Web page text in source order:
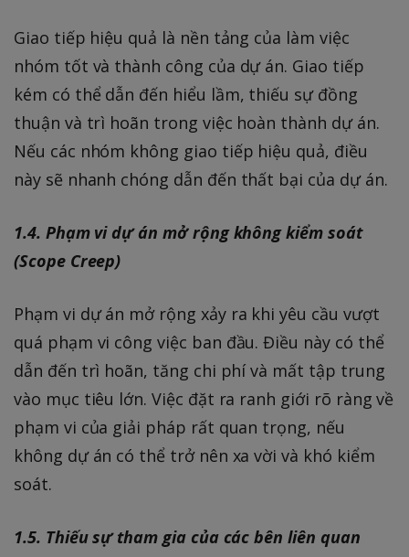
Giao tiếp hiệu quả là nền tảng của làm việc
nhóm tốt và thành công của dự án. Giao tiếp
kém có thể dẫn đến hiểu lầm, thiếu sự đồng
thuận và trì hoãn trong việc hoàn thành dự án.
Nếu các nhóm không giao tiếp hiệu quả, điều
này sẽ nhanh chóng dẫn đến thất bại của dự án.
1.4. Phạm vi dự án mở rộng không kiểm soát
(Scope Creep)
Phạm vi dự án mở rộng xảy ra khi yêu cầu vượt
quá phạm vi công việc ban đầu. Điều này có thể
dẫn đến trì hoãn, tăng chi phí và mất tập trung
vào mục tiêu lớn. Việc đặt ra ranh giới rõ ràng về
phạm vi của giải pháp rất quan trọng, nếu
không dự án có thể trở nên xa vời và khó kiểm
soát.
1.5. Thiếu sự tham gia của các bên liên quan